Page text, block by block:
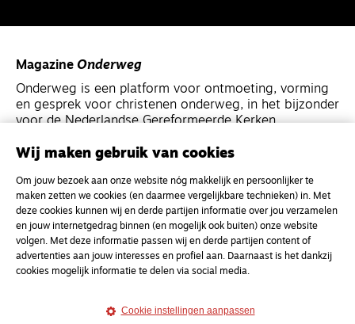
Magazine Onderweg
Onderweg is een platform voor ontmoeting, vorming
en gesprek voor christenen onderweg, in het bijzonder
voor de Nederlandse Gereformeerde Kerken.
Magazine
Onderweg
Kvk-nummer 33277063
NL46 INGB 0117 5827 86
info@onderwegonline.nl
Wij maken gebruik van cookies
Om jouw bezoek aan onze website nóg makkelijk en persoonlijker te
maken zetten we cookies (en daarmee vergelijkbare technieken) in. Met
deze cookies kunnen wij en derde partijen informatie over jou verzamelen
en jouw internetgedrag binnen (en mogelijk ook buiten) onze website
volgen. Met deze informatie passen wij en derde partijen content of
advertenties aan jouw interesses en profiel aan. Daarnaast is het dankzij
cookies mogelijk informatie te delen via social media.
Cookie instellingen aanpassen